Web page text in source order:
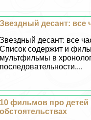
Звездный десант: все
Звездный десант: все
Список содержит и
мультфильмы в
последовательности....
10 фильмов про
обстоятельствах